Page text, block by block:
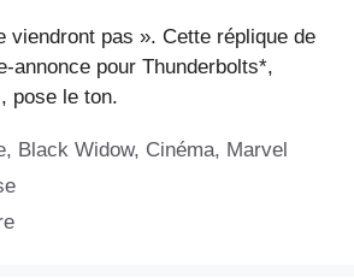
viendront pas ». Cette réplique de
annonce pour Thunderbolts*,
pose le ton.
, Black Widow, Cinéma, Marvel